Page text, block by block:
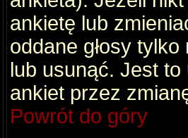
ankietę lub
oddane głosy
lub usunąć. Jest to
ankiet przez
Powrót do góry